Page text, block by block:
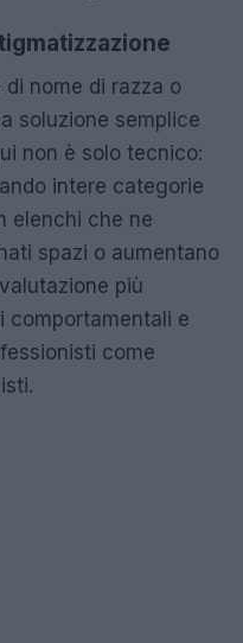
nome di razza o
soluzione semplice
non è solo tecnico:
intere categorie
elenchi che ne
spazi o aumentano
più
comportamentali e
come